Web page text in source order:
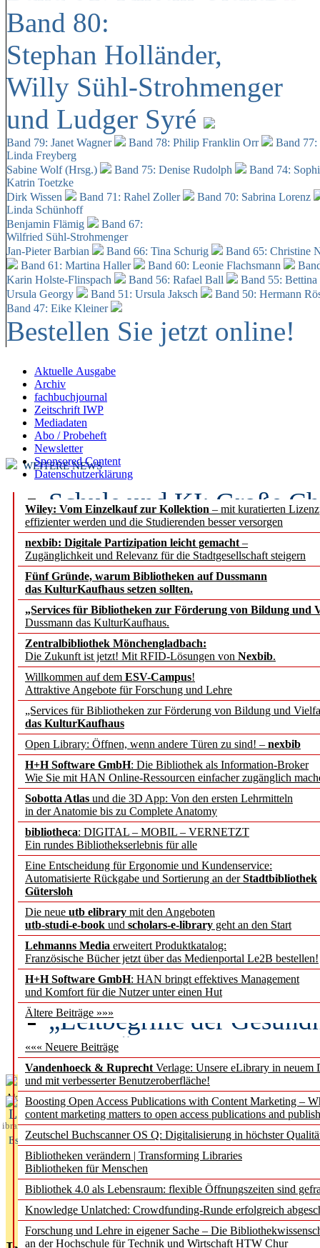
Band 80:
Stephan Holländer,
Willy Sühl-Strohmenger
und Ludger Syré
Band 79: Janet Wagner Band 78: Philip Franklin Orr
Band
Linda Freyberg
Sabine Wolf (Hrsg.)
Band 75: Denise Rudolph
Band 74:
Katrin Toetzke
Dirk Wissen
Band 71: Rahel Zoller
Band 70: Sabrina Lorenz
Linda Schünhoff
Benjamin Flämig
Band 67:
Wilfried Sühl-Strohmenger
Jan-Pieter Barbian
Band 66: Tina Schurig
Band 65: Christine
Band 61: Martina Haller
Band 60: Leonie Flachsmann
Karin Holste-Flinspach
Band 56: Rafael Ball
Band 55:
Ursula Georgy
Band 51: Ursula Jaksch Band 50: Hermann
Band 47: Eike Kleiner
Bestellen Sie jetzt online!
Aktuelle Ausgabe
Archiv
fachbuchjournal
Zeitschrift IWP
Mediadaten
Abo / Probeheft
Newsletter
Sponsored Content
Datenschutzerklärung
Wiley: Vom Einzelkauf zur Kollektion – mit kuratierten
effizienter werden und die Studierenden besser versorgen
nexbib: Digitale Partizipation leicht gemacht –
Zugänglichkeit und Relevanz für die Stadtgesellschaft steigern
Fünf Gründe, warum Bibliotheken auf Dussmann
das KulturKaufhaus setzen sollten.
„Services für Bibliotheken zur Förderung von Bildung und
Dussmann das KulturKaufhaus.
Zentralbibliothek Mönchengladbach:
Die Zukunft ist jetzt! Mit RFID-Lösungen von Nexbib.
Willkommen auf dem ESV-Campus!
Attraktive Angebote für Forschung und Lehre
„Services für Bibliotheken zur Förderung von Bildung und
das KulturKaufhaus
Open Library: Öffnen, wenn andere Türen zu sind! – nexbib
H+H Software GmbH: Die Bibliothek als Information-Broker
Wie Sie mit HAN Online-Ressourcen einfacher zugänglich
Sobotta Atlas und die 3D App: Von den ersten Lehrmitteln
in der Anatomie bis zu Complete Anatomy
bibliotheca: DIGITAL – MOBIL – VERNETZT
Ein rundes Bibliothekserlebnis für alle
Eine Entscheidung für Ergonomie und Kundenservice:
Automatisierte Rückgabe und Sortierung an derStadtbibliothek
Gütersloh
Die neue utb elibrary mit den Angeboten
utb-studi-e-book und scholars-e-library geht an den Start
Lehmanns Media erweitert Produktkatalog:
Französische Bücher jetzt über das Medienportal Le2B bestellen!
H+H Software GmbH: HAN bringt effektives Management
und Komfort für die Nutzer unter einen Hut
Ältere Beiträge »»»
««« Neuere Beiträge
Vandenhoeck & Ruprecht Verlage: Unsere eLibrary in neuem
und mit verbesserter Benutzeroberfläche!
Boosting Open Access Publications with Content Marketing –
content marketing matters to open access publications and
Zeutschel Buchscanner OS Q: Digitalisierung in höchster
Bibliotheken verändern | Transforming Libraries
Bibliotheken für Menschen
Bibliothek 4.0 als Lebensraum: flexible Öffnungszeiten sind
Knowledge Unlatched: Crowdfunding-Runde erfolgreich
Forschung und Lehre in eigener Sache – Die
an der Hochschule für Technik und Wirtschaft HTW Chur
WEITERE NEWS
Schule und KI: Große
Voraussetzungen
Erfolgreiches erstes
Segment Research –
angepasst
konstruktiv!
Mohr Siebeck
und die Zeitschrift für
Francke Attempto
EBSCO Information
Recherchefunktionen in
Sorbisches Institut neu
Geschichte und
Künstliche Intelligenz
besser zu verstehen
„Leitbegriffe der
des BIÖG erscheinen
Aktuelles aus
L
ibrary
Essentials